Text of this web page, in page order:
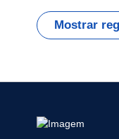
Mostrar